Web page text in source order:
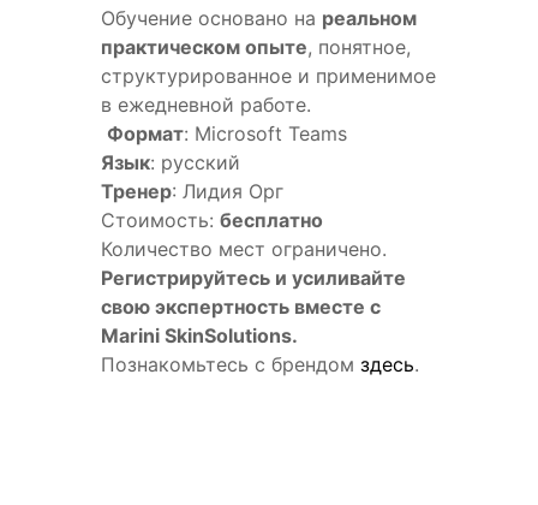
Обучение основано на реальном
практическом опыте, понятное,
структурированное и применимое
в ежедневной работе.
Формат: Microsoft Teams
Язык: русский
Тренер: Лидия Орг
Стоимость: бесплатно
Количество мест ограничено.
Регистрируйтесь и усиливайте
свою экспертность вместе с
Marini SkinSolutions.
Познакомьтесь с брендом здесь.